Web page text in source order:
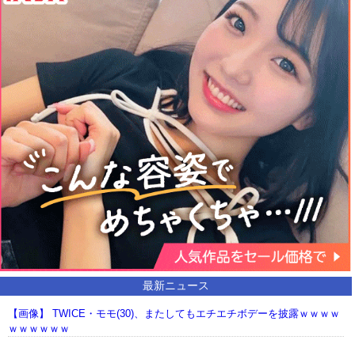
最新ニュース
【画像】 TWICE・モモ(30)、またしてもエチエチボデーを披露ｗｗｗｗ
ｗｗｗｗｗｗ